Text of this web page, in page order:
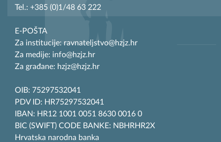
Tel.: +385 (0)1/48 63 222
E-POŠTA
Za institucije: ravnateljstvo@hzjz.hr
Za medije: info@hzjz.hr
Za građane: hzjz@hzjz.hr
OIB: 75297532041
PDV ID: HR75297532041
IBAN: HR12 1001 0051 8630 0016 0
BIC (SWIFT) CODE BANKE: NBHRHR2X
Hrvatska narodna banka